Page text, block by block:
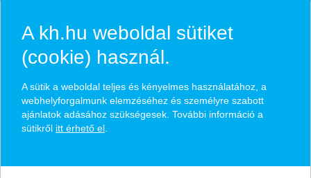
hírek és hivatalos
közzétételek
A kh.hu weboldal sütiket
(cookie) használ.
A sütik a weboldal teljes és kényelmes használatához, a
webhelyforgalmunk elemzéséhez és személyre szabott
ajánlatok adásához szükségesek. További információ a
sütikről itt érhető el